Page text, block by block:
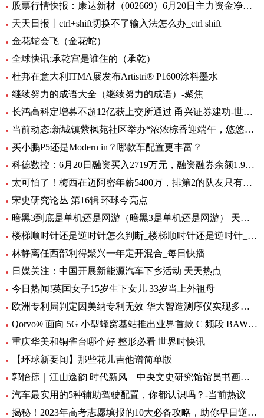
股票行情快报：康达新材（002669）6月20日主力资金净买入354.78万元
天天日报丨ctrl+shift切换不了输入法怎么办_ctrl shift
金花蛇会飞（金花蛇）
全球快讯:承乾宫是谁住的（承乾）
杜邦在意大利ITMA展发布Artistri® P1600涂料墨水
继续努力的成语大全（继续努力的成语）-聚焦
长鸿高科定增募不超12亿获上交所通过 甬兴证券建功-世界动态
当前动态:新城镇紫枫苑社区举办“浓浓棕香迎端午，悠悠深情铭党恩”端午节活动
买小鹏P5还是Modern in？哪款车配置更丰富？
科德数控：6月20日融资买入2719万元，融资融券余额1.95亿元_天天资讯
太可怕了！梅西在迈阿密年薪5400万，排第2的队友只有他零头
宋史研究论丛 第16辑|环球今亮点
暗黑3到底是单机还是网游（暗黑3是单机还是网游） 天天速讯
楼梯顺时针还是逆时针怎么判断_楼梯顺时针还是逆时针_头条
林静离任西部利得聚兴一年定开混合_每日快播
日媒关注：中国开展新能源汽车下乡活动 天天热点
今日热闻!英国女子15岁生下女儿 33岁当上外祖母
欧洲专利局判定因美纳专利无效 华大智造测序仪实现多国销售 环球动态
Qorvo® 面向 5G 小型蜂窝基站推出业界首款 C 频段 BAW 带通滤波器和开关/LNA 模块
重庆华美和铜雀台哪个好 整形必看 世界时快讯
【环球新要闻】那些花儿吉他谱简单版
郭怡孮｜江山逸韵 时代新风—中央文史研究馆馆员书画作品展
汽车最实用的5种辅助驾驶配置，你都认识吗？-当前热议
揭秘！2023年高考志愿填报的10大必备攻略，助你早日逆袭上岸！